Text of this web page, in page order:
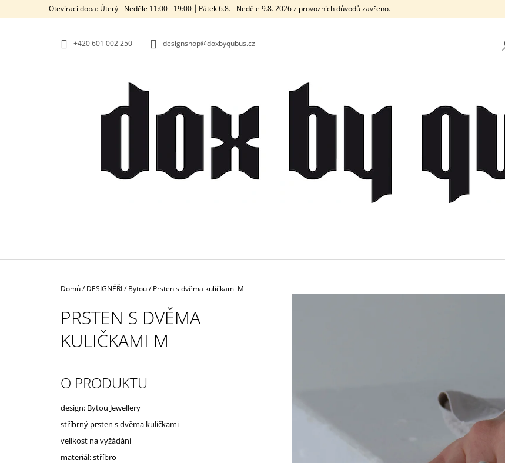
Otevírací doba: Úterý - Neděle 11:00 - 19:00 ⎮ Pátek 6.8. - Neděle 9.8. 2026 z provozních důvodů zavřeno.
+420‭ 601 002 250 designshop@doxbyqubus.cz
Domů/ DESIGNÉŘI/ Bytou/ Prsten s dvěma kuličkami M
PRSTEN S DVĚMA
KULIČKAMI M
O PRODUKTU
design: Bytou Jewellery
stříbrný prsten s dvěma kuličkami
velikost na vyžádání
materiál: stříbro
O
DOPORUČUJEME